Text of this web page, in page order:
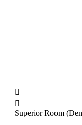


Superior Room